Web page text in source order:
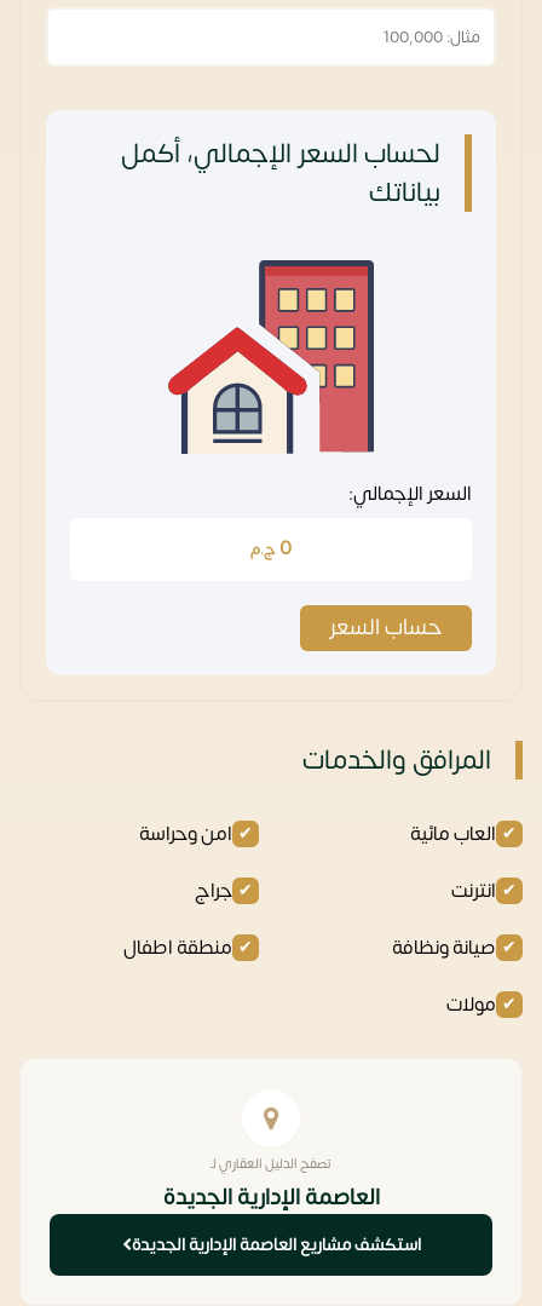
لحساب السعر الإجمالي، أكمل
بياناتك
السعر الإجمالي:
0 ج.م
حساب السعر
المرافق والخدمات
العاب مائية
امن وحراسة
انترنت
جراج
صيانة ونظافة
منطقة اطفال
مولات
تصفح الدليل العقاري لـ
العاصمة الإدارية الجديدة
استكشف مشاريع العاصمة الإدارية الجديدة